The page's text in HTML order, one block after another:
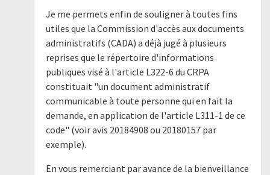
Je me permets enfin de souligner à toutes fins
utiles que la Commission d'accès aux documents
administratifs (CADA) a déjà jugé à plusieurs
reprises que le répertoire d'informations
publiques visé à l'article L322-6 du CRPA
constituait "un document administratif
communicable à toute personne qui en fait la
demande, en application de l'article L311-1 de ce
code" (voir avis 20184908 ou 20180157 par
exemple).
En vous remerciant par avance de la bienveillance